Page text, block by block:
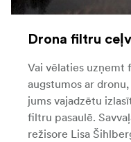
Drona filtru
Vai vēlaties uzņemt
augstumos ar
jums vajadzētu
filtru pasaulē.
režisore Lisa